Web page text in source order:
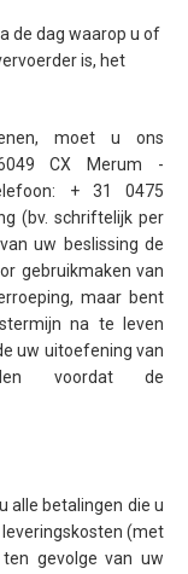
de dag waarop u of
is, het
moet u ons
6049 CX Merum -
+ 31 0475
(bv. schriftelijk per
uw beslissing de
gebruikmaken van
maar bent
na te leven
uw uitoefening van
voordat de
alle betalingen die u
(met
gevolge van uw